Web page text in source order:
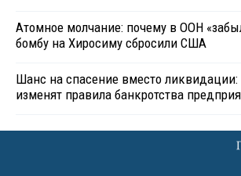
Атомное молчание: почему в ООН
бомбу на Хиросиму сбросили США
Шанс на спасение вместо
изменят правила банкротства